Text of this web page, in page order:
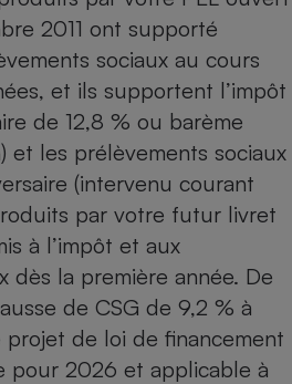
2011 ont supporté
sociaux au cours
et ils supportent l’impôt
de 12,8 % ou barème
et les prélèvements sociaux
(intervenu courant
par votre futur livret
à l’impôt et aux
dès la première année. De
de CSG de 9,2 % à
de loi de financement
pour 2026 et applicable à
Robot ménager